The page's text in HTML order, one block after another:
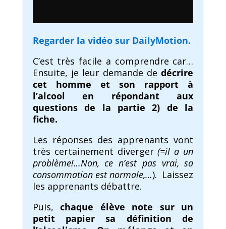
Regarder la vidéo sur DailyMotion.
C’est très facile a comprendre car…
Ensuite, je leur demande dedécrire
cet homme et son rapport à
l’alcool en répondant aux
questions de la partie 2) de la
fiche.
Les réponses des apprenants vont
très certainement diverger(=il a un
problème!…Non, ce n’est pas vrai, sa
consommation est normale,…). Laissez
les apprenants débattre.
Puis,chaque élève note sur un
petit papier sa définition de